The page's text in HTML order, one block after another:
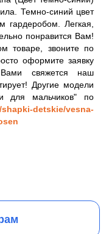
Темно-синий цвет
гардеробом. Легкая,
понравится Вам!
товаре, звоните по
оформите заявку
свяжется наш
Другие модели
для мальчиков" по
detskie/vesna-